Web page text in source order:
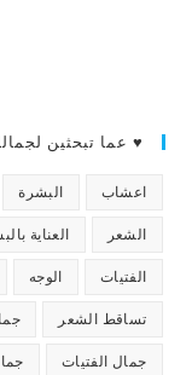
♥ عما تبحثين
اعشاب البشرة
الشعر العناية
الفتيات الوجه
تساقط الشعر
جمال الفتيات